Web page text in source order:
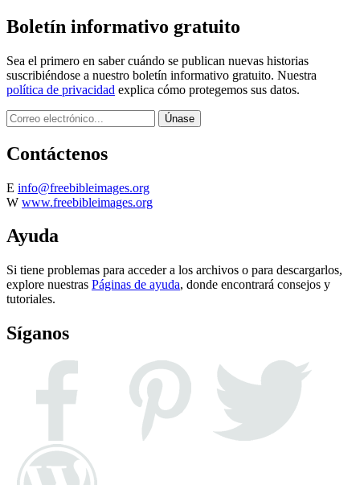
Boletín informativo gratuito
Sea el primero en saber cuándo se publican nuevas historias
suscribiéndose a nuestro boletín informativo gratuito. Nuestra
política de privacidad explica cómo protegemos sus datos.
Contáctenos
E info@freebibleimages.org
W www.freebibleimages.org
Ayuda
Si tiene problemas para acceder a los archivos o para descargarlos,
explore nuestras Páginas de ayuda, donde encontrará consejos y
tutoriales.
Síganos